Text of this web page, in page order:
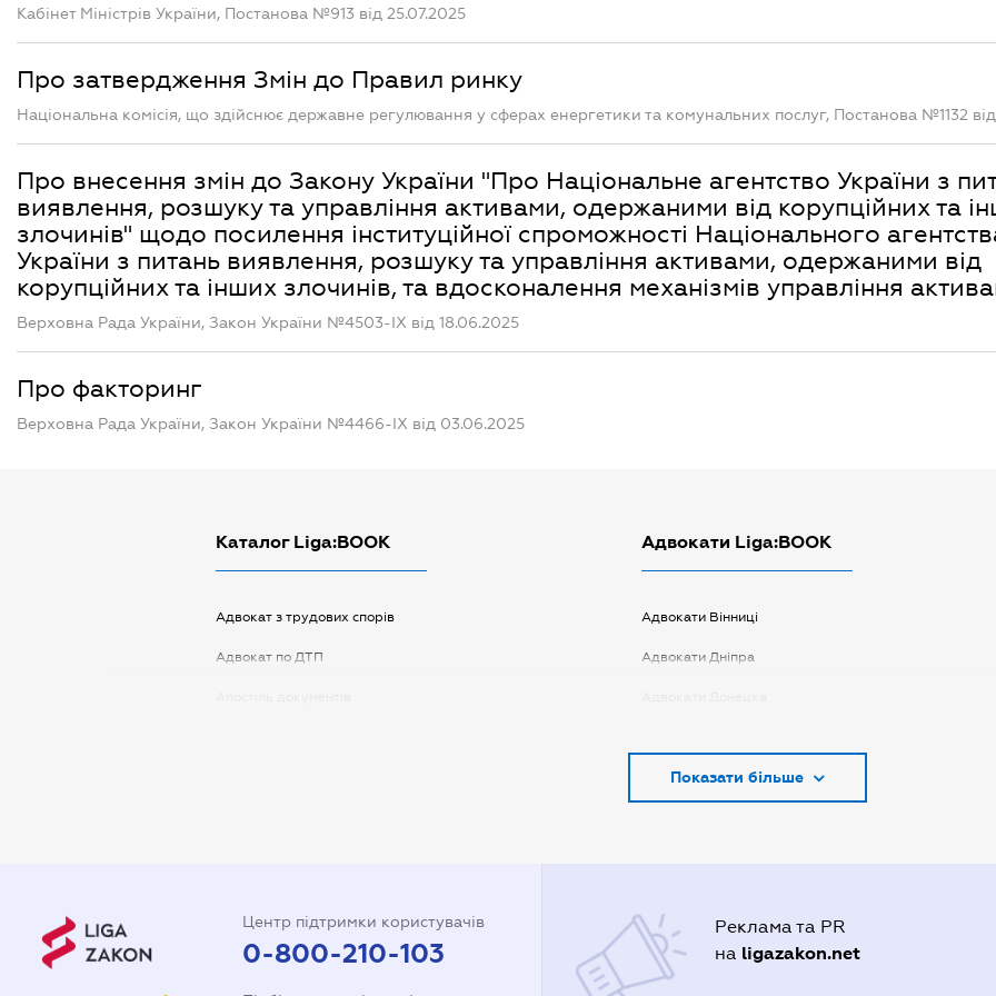
Кабінет Міністрів України, Постанова №913 від 25.07.2025
Про затвердження Змін до Правил ринку
Національна комісія, що здійснює державне регулювання у сферах енергетики та комунальних послуг, Постанова №1132
Про внесення змін до Закону України "Про Національне агентство України з
виявлення, розшуку та управління активами, одержаними від корупційних та
злочинів" щодо посилення інституційної спроможності Національного
України з питань виявлення, розшуку та управління активами, одержаними від
корупційних та інших злочинів, та вдосконалення механізмів управління
Верховна Рада України, Закон України №4503-IX від 18.06.2025
Про факторинг
Верховна Рада України, Закон України №4466-IX від 03.06.2025
Каталог Liga:BOOK
Адвокат з трудових спорів
Адвокат по ДТП
Адвокати Liga:BOOK
Адвокати Вінниці
Адвокати Дніпра
Адвокати Києва
Адвокати Полтави
Адвокати Харькова
Показати більше
Центр підтримки користувачів
0-800-210-103
Реклама та PR
на ligazakon.net